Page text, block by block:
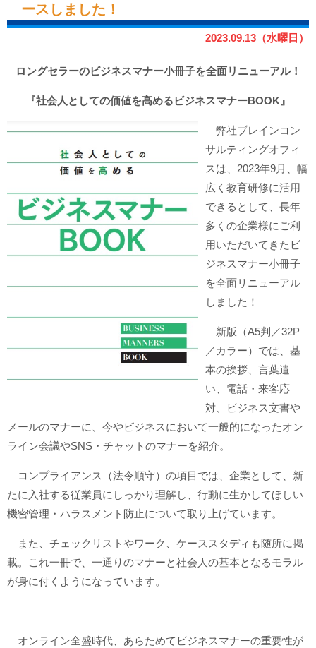
ースしました！
2023.09.13（水曜日）
ロングセラーのビジネスマナー小冊子を全面リニューアル！
『社会人としての価値を高めるビジネスマナーBOOK』
弊社ブレインコン
サルティングオフィ
スは、2023年9月、幅
広く教育研修に活用
できるとして、長年
多くの企業様にご利
用いただいてきたビ
ジネスマナー小冊子
を全面リニューアル
しました！
新版（A5判／32P
／カラー）では、基
本の挨拶、言葉遣
い、電話・来客応
対、ビジネス文書や
メールのマナーに、今やビジネスにおいて一般的になったオン
ライン会議やSNS・チャットのマナーを紹介。
コンプライアンス（法令順守）の項目では、企業として、新
たに入社する従業員にしっかり理解し、行動に生かしてほしい
機密管理・ハラスメント防止について取り上げています。
また、チェックリストやワーク、ケーススタディも随所に掲
載。これ一冊で、一通りのマナーと社会人の基本となるモラル
が身に付くようになっています。
オンライン全盛時代、あらためてビジネスマナーの重要性が